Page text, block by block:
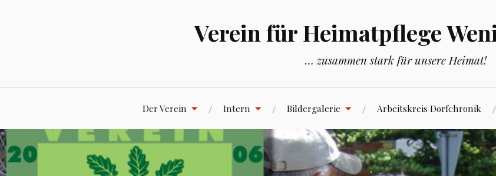
Verein für Heimatpflege
… zusammen stark für unsere Heimat!
Der Verein Intern Bildergalerie Arbeitskreis Dorfchronik